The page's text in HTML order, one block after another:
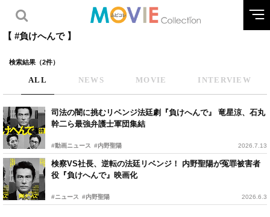
【 #負けへんで 】
検索結果（2件）
ALL NEWS MOVIE INTERVIEW
司法の闇に挑むリベンジ法廷劇『負けへんで』 竜星涼、石丸
幹二ら最強弁護士軍団集結
#動画ニュース #内野聖陽 2026.7.13
検察VS社長、逆転の法廷リベンジ！ 内野聖陽が冤罪被害者
役『負けへんで』映画化
#ニュース #内野聖陽 2026.6.3